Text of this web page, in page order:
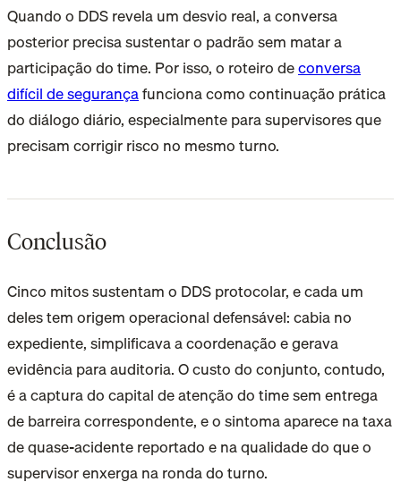
Quando o DDS revela um desvio real, a conversa
posterior precisa sustentar o padrão sem matar a
participação do time. Por isso, o roteiro deconversa
difícil de segurançafunciona como continuação prática
do diálogo diário, especialmente para supervisores que
precisam corrigir risco no mesmo turno.
Conclusão
Cinco mitos sustentam o DDS protocolar, e cada um
deles tem origem operacional defensável: cabia no
expediente, simplificava a coordenação e gerava
evidência para auditoria. O custo do conjunto, contudo,
é a captura do capital de atenção do time sem entrega
de barreira correspondente, e o sintoma aparece na taxa
de quase-acidente reportado e na qualidade do que o
supervisor enxerga na ronda do turno.